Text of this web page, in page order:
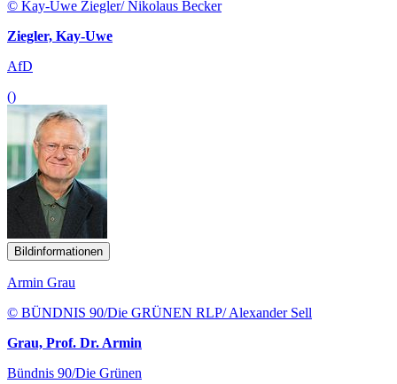
© Kay-Uwe Ziegler/ Nikolaus Becker
Ziegler, Kay-Uwe
AfD
()
Bildinformationen
Armin Grau
© BÜNDNIS 90/Die GRÜNEN RLP/ Alexander Sell
Grau, Prof. Dr. Armin
Bündnis 90/Die Grünen